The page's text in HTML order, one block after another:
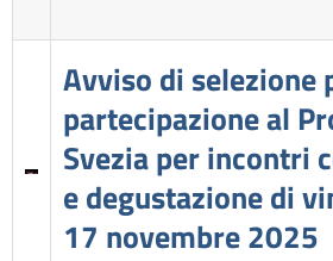
Avviso di selezione
partecipazione al
Svezia per incontri
e degustazione di
17 novembre 2025